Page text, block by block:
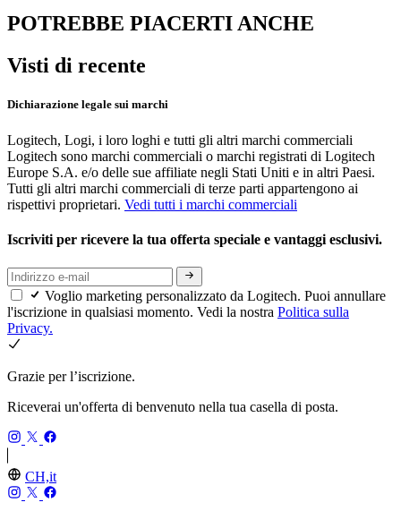
POTREBBE PIACERTI ANCHE
Visti di recente
Dichiarazione legale sui marchi
Logitech, Logi, i loro loghi e tutti gli altri marchi commerciali
Logitech sono marchi commerciali o marchi registrati di Logitech
Europe S.A. e/o delle sue affiliate negli Stati Uniti e in altri Paesi.
Tutti gli altri marchi commerciali di terze parti appartengono ai
rispettivi proprietari. Vedi tutti i marchi commerciali
Iscriviti per ricevere la tua offerta speciale e vantaggi esclusivi.
Voglio marketing personalizzato da Logitech. Puoi annullare
l'iscrizione in qualsiasi momento. Vedi la nostra Politica sulla
Privacy.
Grazie per l’iscrizione.
Riceverai un'offerta di benvenuto nella tua casella di posta.
CH,it